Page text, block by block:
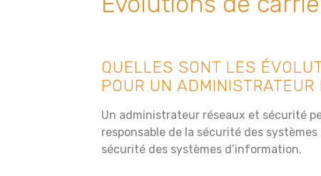
QUELLES SONT LES
POUR UN
Un administrateur réseaux et sécurité
responsable de la sécurité des
sécurité des systèmes d’information.